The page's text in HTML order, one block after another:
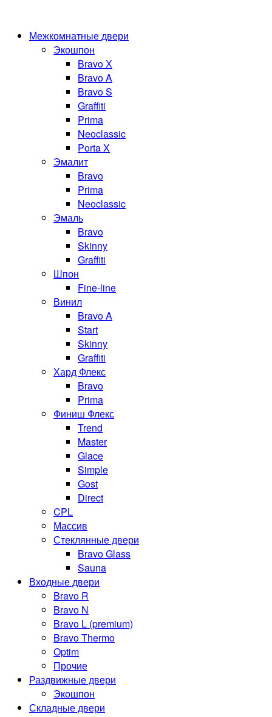
Межкомнатные двери
Экошпон
Bravo Х
Bravo A
Bravo S
Graffiti
Prima
Neoclassic
Porta X
Эмалит
Bravo
Prima
Neoclassic
Эмаль
Bravo
Skinny
Graffiti
Шпон
Fine-line
Винил
Bravo A
Start
Skinny
Graffiti
Хард Флекс
Bravo
Prima
Финиш Флекс
Trend
Master
Glace
Simple
Gost
Direct
CPL
Массив
Стеклянные двери
Bravo Glass
Sauna
Входные двери
Bravo R
Bravo N
Bravo L (premium)
Bravo Thermo
Optim
Прочие
Раздвижные двери
Экошпон
Складные двери